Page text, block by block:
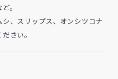
。
、スリップス、オンシツコナ
さい。